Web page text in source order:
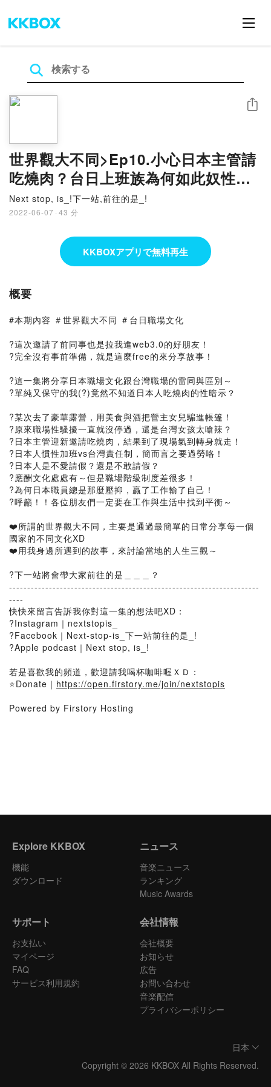
世界觀大不同>Ep10.小心日本主管請
吃燒肉？台日上班族為何如此奴性！
Feat.Mr.Fuck法克先生
Next stop, is_!下一站,前往的是_!
2022-06-07 · 43 分
シェア
KKBOXアプリで無料再生
概要
#本期內容 ＃世界觀大不同 ＃台日職場文化
?這次邀請了前同事也是拉我進web3.0的好朋友！
?完全沒有事前準備，就是這麼free的來分享故事！
?這一集將分享日本職場文化跟台灣職場的雷同與區別～
?單純又保守的我(?)竟然不知道日本人吃燒肉的性暗示？
?某次去了豪華露營，用美食與酒把營主女兒騙進帳篷！
?原來職場性騷擾一直就沒停過，還是台灣女孩太嗆辣？
?日本主管迎新邀請吃燒肉，結果到了現場氣到轉身就走！
?日本人慣性加班vs台灣責任制，簡而言之要過勞咯！
?日本人是不愛請假？還是不敢請假？
?應酬文化處處有～但是職場階級制度差很多！
?為何日本職員總是那麼壓抑，贏了工作輸了自己！
?呼籲！！各位朋友們一定要在工作與生活中找到平衡～
❤️所謂的世界觀大不同，主要是通過最簡單的日常分享每一個
國家的不同文化XD
❤️用我身邊所遇到的故事，來討論當地的人生三觀～
?下一站將會帶大家前往的是＿＿＿？
---------------------------------------------------------------------
----
快快來留言告訴我你對這一集的想法吧XD：
?Instagram｜nextstopis_
?Facebook｜Next-stop-is_下一站前往的是_!
?Apple podcast｜Next stop, is_!
若是喜歡我的頻道，歡迎請我喝杯咖啡喔ＸＤ：
⭐️Donate｜ https://open.firstory.me/join/nextstopis
Powered by Firstory Hosting
Explore KKBOX
機能
ダウンロード
ニュース
音楽ニュース
ランキング
Music Awards
サポート
お支払い
マイページ
FAQ
サービス利用規約
会社情報
会社概要
お知らせ
広告
お問い合わせ
音楽配信
プライバシーポリシー
日本
Copyright © 2026 KKBOX All Rights Reserved.